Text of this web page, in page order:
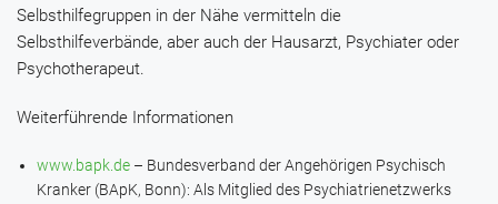
Selbsthilfegruppen in der Nähe vermitteln die
Selbsthilfeverbände, aber auch der Hausarzt, Psychiater oder
Psychotherapeut.
Weiterführende Informationen
www.bapk.de– Bundesverband der Angehörigen Psychisch
Kranker (BApK, Bonn): Als Mitglied des Psychiatrienetzwerks